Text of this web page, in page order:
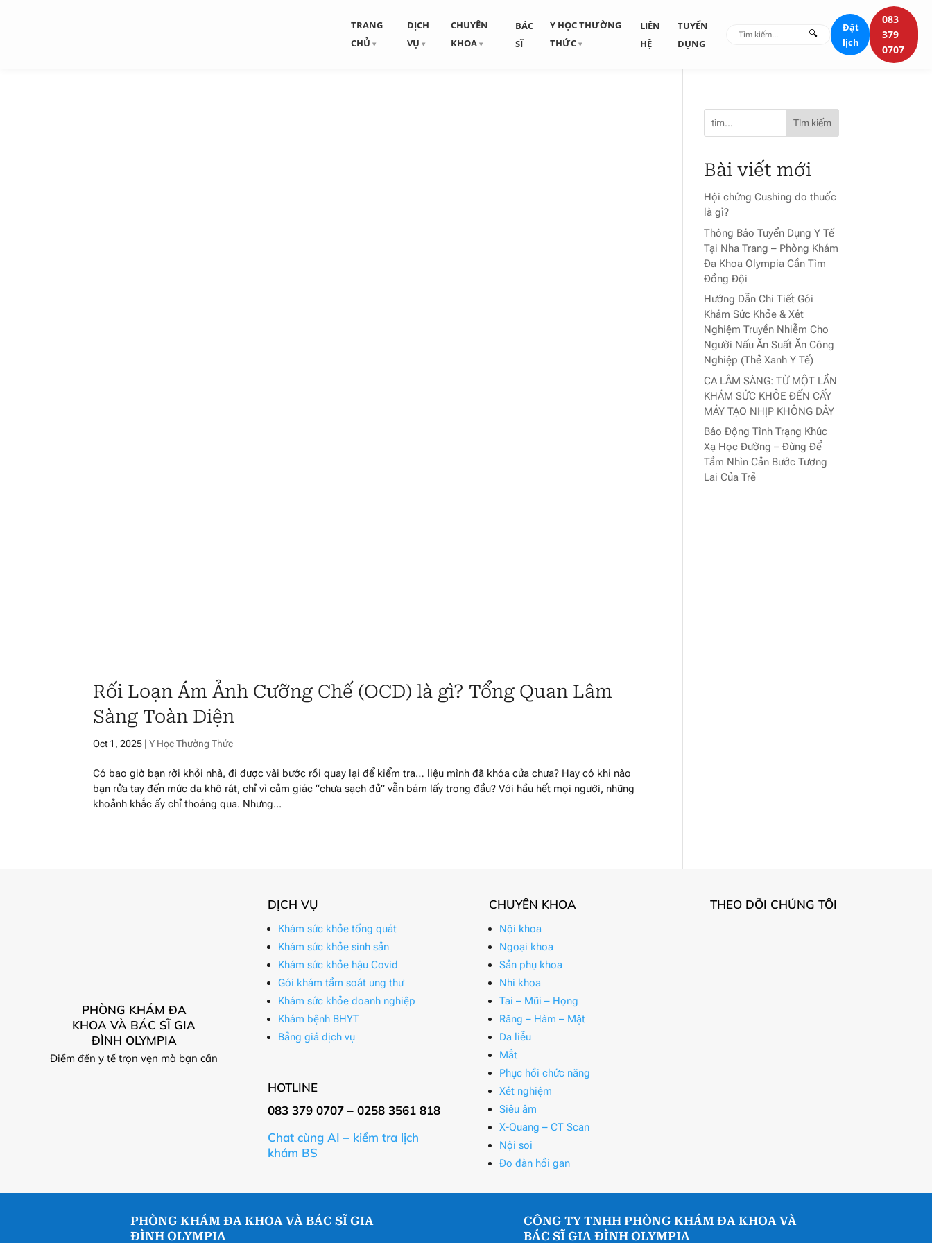
TRANG
CHỦ
DỊCH
VỤ
CHUYÊN
KHOA
BÁC
SĨ
Y HỌC THƯỜNG
THỨC
LIÊN
HỆ
TUYỂN
DỤNG
🔍
Đặt
lịch
083
379
0707
Rối Loạn Ám Ảnh Cưỡng Chế (OCD) là gì? Tổng Quan Lâm
Sàng Toàn Diện
Oct 1, 2025 |Y Học Thường Thức
Có bao giờ bạn rời khỏi nhà, đi được vài bước rồi quay lại để kiểm tra… liệu mình đã khóa cửa chưa? Hay có khi nào
bạn rửa tay đến mức da khô rát, chỉ vì cảm giác “chưa sạch đủ” vẫn bám lấy trong đầu? Với hầu hết mọi người, những
khoảnh khắc ấy chỉ thoáng qua. Nhưng...
Tìm kiếm
Bài viết mới
Hội chứng Cushing do thuốc
là gì?
Thông Báo Tuyển Dụng Y Tế
Tại Nha Trang – Phòng Khám
Đa Khoa Olympia Cần Tìm
Đồng Đội
Hướng Dẫn Chi Tiết Gói
Khám Sức Khỏe & Xét
Nghiệm Truyền Nhiễm Cho
Người Nấu Ăn Suất Ăn Công
Nghiệp (Thẻ Xanh Y Tế)
CA LÂM SÀNG: TỪ MỘT LẦN
KHÁM SỨC KHỎE ĐẾN CẤY
MÁY TẠO NHỊP KHÔNG DÂY
Báo Động Tình Trạng Khúc
Xạ Học Đường – Đừng Để
Tầm Nhìn Cản Bước Tương
Lai Của Trẻ
PHÒNG KHÁM ĐA
KHOA VÀ BÁC SĨ GIA
ĐÌNH OLYMPIA
Điểm đến y tế trọn vẹn mà bạn cần
DỊCH VỤ
Khám sức khỏe tổng quát
Khám sức khỏe sinh sản
Khám sức khỏe hậu Covid
Gói khám tầm soát ung thư
Khám sức khỏe doanh nghiệp
Khám bệnh BHYT
Bảng giá dịch vụ
HOTLINE
083 379 0707 – 0258 3561 818
Chat cùng AI – kiểm tra lịch
khám BS
CHUYÊN KHOA
Nội khoa
Ngoại khoa
Sản phụ khoa
Nhi khoa
Tai – Mũi – Họng
Răng – Hàm – Mặt
Da liễu
Mắt
Phục hồi chức năng
Xét nghiệm
Siêu âm
X-Quang – CT Scan
Nội soi
Đo đàn hồi gan
THEO DÕI CHÚNG TÔI
PHÒNG KHÁM ĐA KHOA VÀ BÁC SĨ GIA
ĐÌNH OLYMPIA
CÔNG TY TNHH PHÒNG KHÁM ĐA KHOA VÀ
BÁC SĨ GIA ĐÌNH OLYMPIA